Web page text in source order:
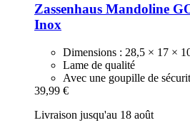
Zassenhaus Mandoline
Inox
Dimensions : 28,5 × 17 ×
Lame de qualité
Avec une goupille de
39,99 €
Livraison jusqu'au 18 août